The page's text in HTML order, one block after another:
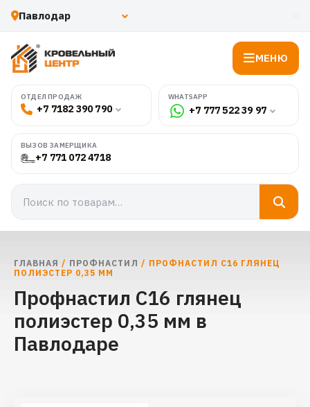
МЕНЮ
ОТДЕЛ ПРОДАЖ
+7 7182 390 790
WHATSAPP
+7 777 522 39 97
ВЫЗОВ ЗАМЕРЩИКА
+7 771 072 4718
ГЛАВНАЯ / ПРОФНАСТИЛ / ПРОФНАСТИЛ С16 ГЛЯНЕЦ
ПОЛИЭСТЕР 0,35 ММ
Профнастил С16 глянец
полиэстер 0,35 мм в
Павлодаре